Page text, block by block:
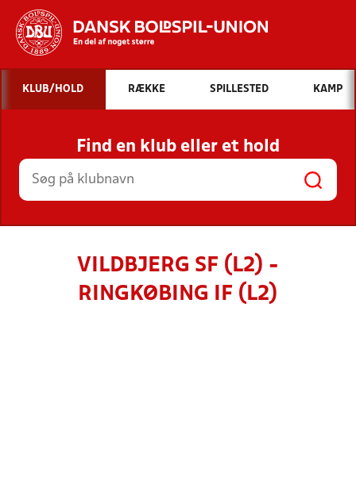
Hvad vil du søge efter?
INDHOLD OG NYHEDER
STILLINGER, RESULTATER, KLUBBER OG
HOLD
KLUB/HOLD RÆKKE SPILLESTED KAMP
Find en klub eller et hold
VILDBJERG SF (L2) -
RINGKØBING IF (L2)